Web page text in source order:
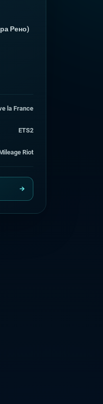
Рено)
la France
ETS2
Riot